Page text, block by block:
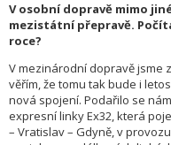
V osobní dopravě mimo
mezistátní přepravě.
roce?
V mezinárodní dopravě jsme
věřím, že tomu tak bude i
nová spojení. Podařilo se
expresní linky Ex32, která
– Vratislav – Gdyně, v